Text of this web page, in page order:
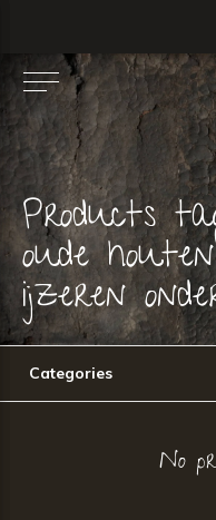
Products
oude
ijzeren
Categories
No